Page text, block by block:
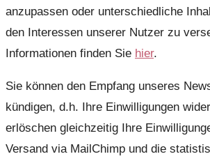
anzupassen oder unterschiedliche
den Interessen unserer Nutzer zu
Informationen finden Sie hier.
Sie können den Empfang unseres
kündigen, d.h. Ihre Einwilligungen
erlöschen gleichzeitig Ihre
Versand via MailChimp und die